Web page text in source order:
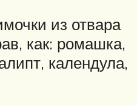
из отвара
как: ромашка,
календула,